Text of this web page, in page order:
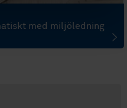
med miljöledning